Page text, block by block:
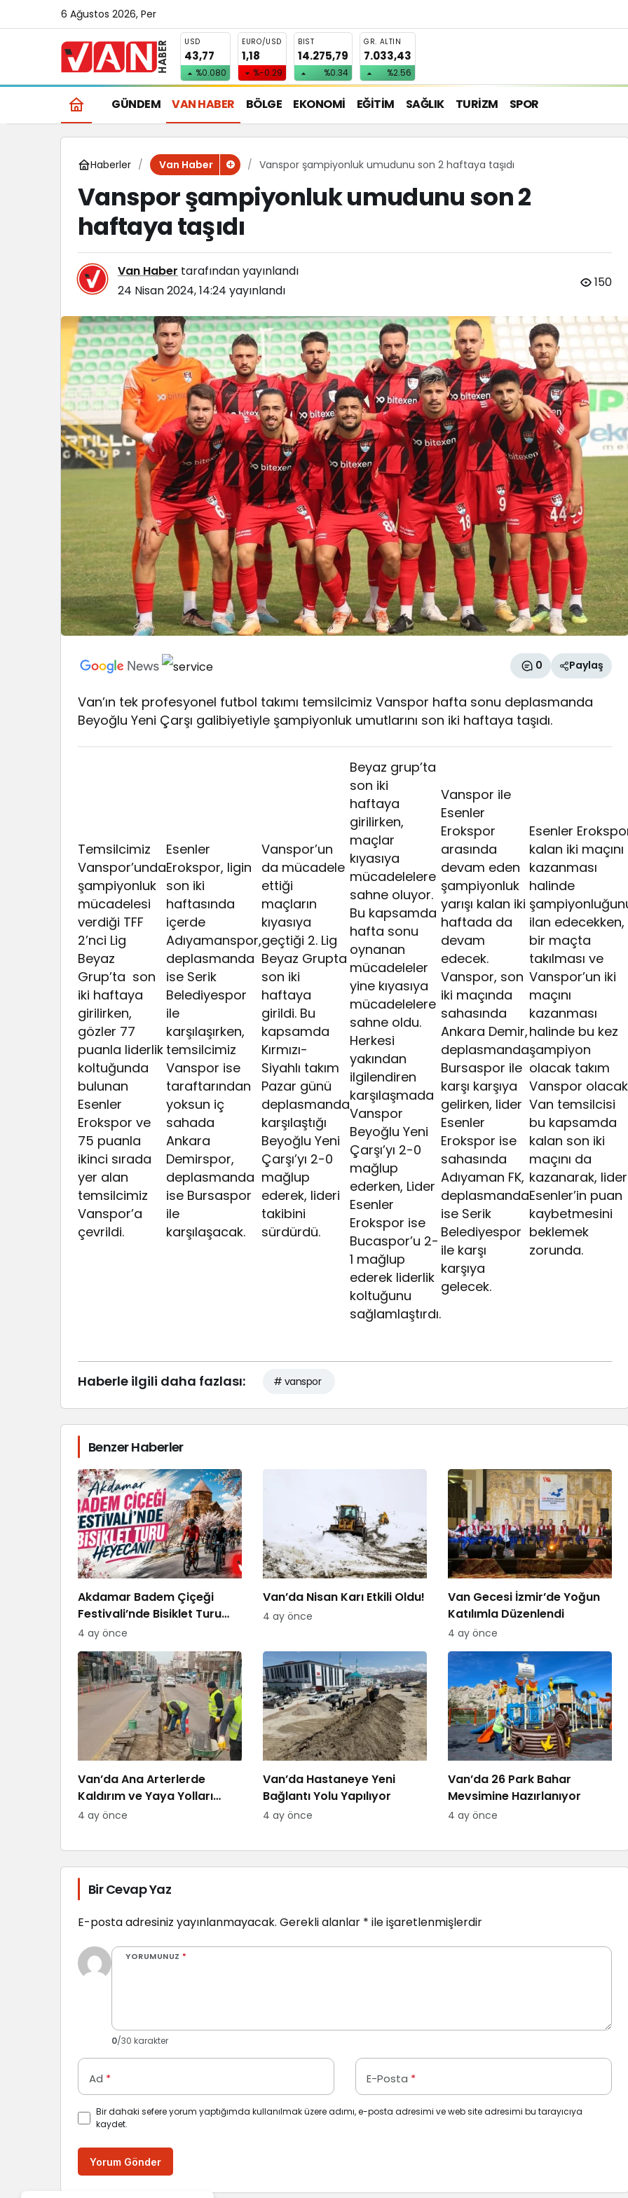
6 Ağustos 2026, Per
USD
43,77
%0.080
EURO/USD
1,18
%-0.29
BIST
14.275,79
%0.34
GR. ALTIN
7.033,43
%2.56
GÜNDEM VAN HABER BÖLGE EKONOMİ EĞİTİM SAĞLIK TURİZM SPOR
Haberler Van Haber Vanspor şampiyonluk umudunu son 2 haftaya taşıdı
Vanspor şampiyonluk umudunu son 2
haftaya taşıdı
Van Haber tarafından yayınlandı
24 Nisan 2024, 14:24 yayınlandı
150
0 Paylaş
Van’ın tek profesyonel futbol takımı temsilcimiz Vanspor hafta sonu deplasmanda
Beyoğlu Yeni Çarşı galibiyetiyle şampiyonluk umutlarını son iki haftaya taşıdı.
Temsilcimiz
Vanspor’unda
şampiyonluk
mücadelesi
verdiği TFF
2’nci Lig
Beyaz
Grup’ta son
iki haftaya
girilirken,
gözler 77
puanla liderlik
koltuğunda
bulunan
Esenler
Erokspor ve
75 puanla
ikinci sırada
yer alan
temsilcimiz
Vanspor’a
çevrildi.
Esenler
Erokspor, ligin
son iki
haftasında
içerde
Adıyamanspor,
deplasmanda
ise Serik
Belediyespor
ile
karşılaşırken,
temsilcimiz
Vanspor ise
taraftarından
yoksun iç
sahada
Ankara
Demirspor,
deplasmanda
ise Bursaspor
ile
karşılaşacak.
Vanspor’un
da mücadele
ettiği
maçların
kıyasıya
geçtiği 2. Lig
Beyaz Grupta
son iki
haftaya
girildi. Bu
kapsamda
Kırmızı-
Siyahlı takım
Pazar günü
deplasmanda
karşılaştığı
Beyoğlu Yeni
Çarşı’yı 2-0
mağlup
ederek, lideri
takibini
sürdürdü.
Beyaz grup’ta
son iki
haftaya
girilirken,
maçlar
kıyasıya
mücadelelere
sahne oluyor.
Bu kapsamda
hafta sonu
oynanan
mücadeleler
yine kıyasıya
mücadelelere
sahne oldu.
Herkesi
yakından
ilgilendiren
karşılaşmada
Vanspor
Beyoğlu Yeni
Çarşı’yı 2-0
mağlup
ederken, Lider
Esenler
Erokspor ise
Bucaspor’u 2-
1 mağlup
ederek liderlik
koltuğunu
sağlamlaştırdı.
Vanspor ile
Esenler
Erokspor
arasında
devam eden
şampiyonluk
yarışı kalan iki
haftada da
devam
edecek.
Vanspor, son
iki maçında
sahasında
Ankara Demir,
deplasmanda
Bursaspor ile
karşı karşıya
gelirken, lider
Esenler
Erokspor ise
sahasında
Adıyaman FK,
deplasmanda
ise Serik
Belediyespor
ile karşı
karşıya
gelecek.
Esenler
kalan iki maçını
kazanması
halinde
ilan edecekken,
bir maçta
takılması ve
Vanspor’un iki
maçını
kazanması
halinde bu kez
şampiyon
olacak takım
Vanspor
Van temsilcisi
bu kapsamda
kalan son iki
maçını da
kazanarak, lider
Esenler’in puan
kaybetmesini
beklemek
zorunda.
Haberle ilgili daha fazlası: # vanspor
Benzer Haberler
Akdamar Badem Çiçeği
Festivali’nde Bisiklet Turu
Heyecanı
4 ay önce
Van’da Nisan Karı Etkili Oldu!
4 ay önce
Van Gecesi İzmir’de Yoğun
Katılımla Düzenlendi
4 ay önce
Van’da Ana Arterlerde
Kaldırım ve Yaya Yolları
Yenileniyor
4 ay önce
Van’da Hastaneye Yeni
Bağlantı Yolu Yapılıyor
4 ay önce
Van’da 26 Park Bahar
Mevsimine Hazırlanıyor
4 ay önce
Bir Cevap Yaz
E-posta adresiniz yayınlanmayacak. Gerekli alanlar * ile işaretlenmişlerdir
YORUMUNUZ *
0/30 karakter
Ad * E-Posta *
Bir dahaki sefere yorum yaptığımda kullanılmak üzere adımı, e-posta adresimi ve web site adresimi bu tarayıcıya
kaydet.
Yorum Gönder